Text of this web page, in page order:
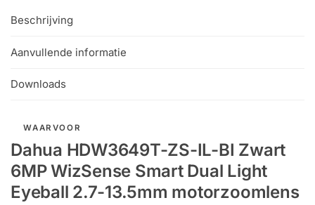
Beschrijving
Aanvullende informatie
Downloads
WAARVOOR
Dahua HDW3649T-ZS-IL-BI Zwart
6MP WizSense Smart Dual Light
Eyeball 2.7-13.5mm motorzoomlens